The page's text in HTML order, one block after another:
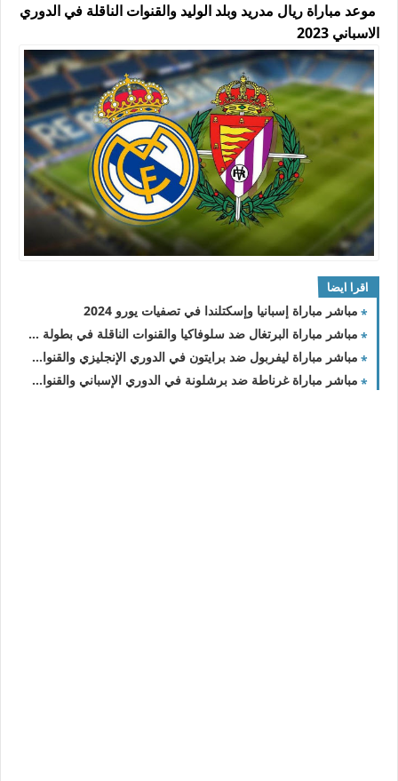
موعد مباراة ريال مدريد وبلد الوليد والقنوات الناقلة في الدوري
الاسباني 2023
اقرا ايضا
مباشر مباراة إسبانيا وإسكتلندا في تصفيات يورو 2024
مباشر مباراة البرتغال ضد سلوفاكيا والقنوات الناقلة في بطولة تصفيات كأس الأمم الأوروبية 2024
مباشر مباراة ليفربول ضد برايتون في الدوري الإنجليزي والقنوات الناقلة
مباشر مباراة غرناطة ضد برشلونة في الدوري الإسباني والقنوات الناقلة